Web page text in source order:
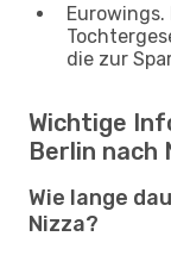
die zur
Wichtige
Berlin nach
Wie lange
Nizza?